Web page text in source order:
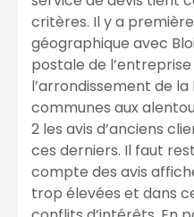
critères. Il y a
géographique avec
postale de
l’arrondissement de la
communes aux
2 les avis d’anciens
ces derniers. Il faut
compte des avis
trop élevées et dans